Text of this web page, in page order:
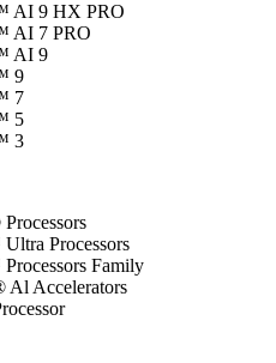
AI 9 HX PRO
AI 7 PRO
AI 9
9
7
5
3
Processors
Family
Accelerators